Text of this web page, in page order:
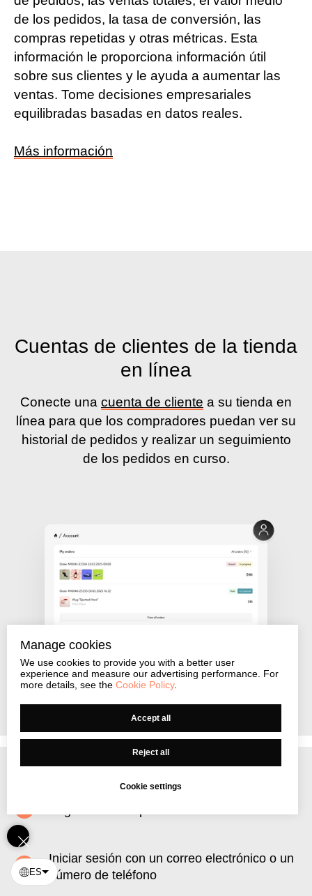
Manage cookies
We use cookies to provide you with a better user
experience and measure our advertising performance. For
more details, see the Cookie Policy.
Accept all
Reject all
Cookie settings
de los pedidos, la tasa de conversión, las
compras repetidas y otras métricas. Esta
información le proporciona información útil
sobre sus clientes y le ayuda a aumentar las
ventas. Tome decisiones empresariales
equilibradas basadas en datos reales.
Más información
Cuentas de clientes de la tienda
en línea
Conecte una cuenta de cliente a su tienda en
línea para que los compradores puedan ver su
historial de pedidos y realizar un seguimiento
de los pedidos en curso.
Historial de pedidos
Iniciar sesión con un correo electrónico o un
número de teléfono
ES